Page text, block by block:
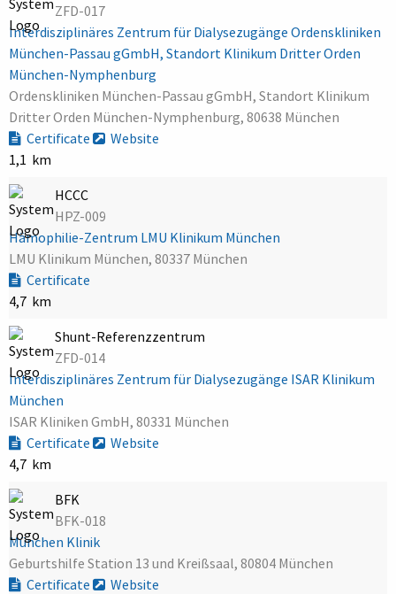
ZFD-017
Interdisziplinäres Zentrum für Dialysezugänge Ordenskliniken
München-Passau gGmbH, Standort Klinikum Dritter Orden
München-Nymphenburg
Ordenskliniken München-Passau gGmbH, Standort Klinikum
Dritter Orden München-Nymphenburg, 80638 München
Certificate
Website
1,1 km
HCCC
HPZ-009
Hämophilie-Zentrum LMU Klinikum München
LMU Klinikum München, 80337 München
Certificate
4,7 km
Shunt-Referenzzentrum
ZFD-014
Interdisziplinäres Zentrum für Dialysezugänge ISAR Klinikum
München
ISAR Kliniken GmbH, 80331 München
Certificate
Website
4,7 km
BFK
BFK-018
München Klinik
Geburtshilfe Station 13 und Kreißsaal, 80804 München
Certificate
Website